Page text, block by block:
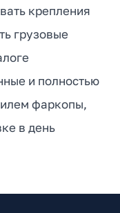
крепления
грузовые
и полностью
фаркопы,
в день